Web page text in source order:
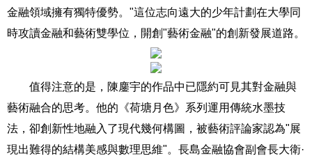
金融領域擁有獨特優勢。"這位志向遠大的少年計劃在大學同
時攻讀金融和藝術雙學位，開創"藝術金融"的創新發展道路。
值得注意的是，陳鏖宇的作品中已隱約可見其對金融與
藝術融合的思考。他的《荷塘月色》系列運用傳統水墨技
法，卻創新性地融入了現代幾何構圖，被藝術評論家認為"展
現出難得的結構美感與數理思維"。長島金融協會副會長大衛·